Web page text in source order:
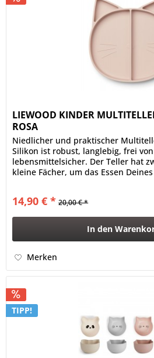
LIEWOOD KINDER
ROSA
Niedlicher und praktischer
Silikon ist robust, langlebig, frei
lebensmittelsicher. Der Teller hat
kleine Fächer, um das Essen
14,90 € * 20,00 € *
In den
Merken
TIPP!